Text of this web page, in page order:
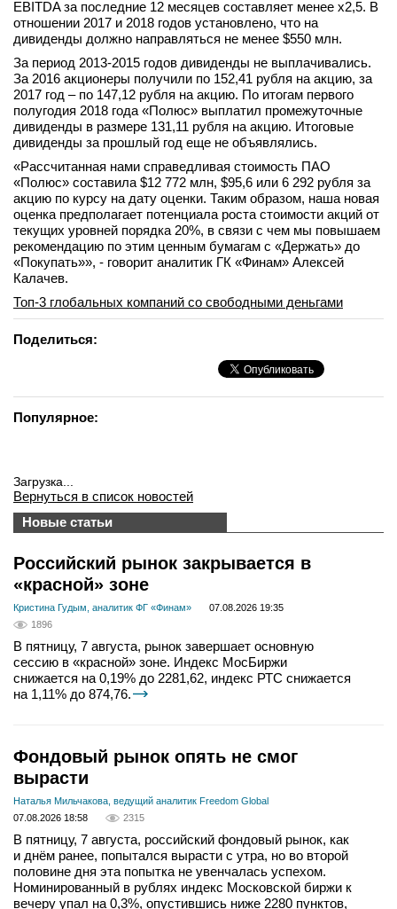
EBITDA за последние 12 месяцев составляет менее х2,5. В
отношении 2017 и 2018 годов установлено, что на
дивиденды должно направляться не менее $550 млн.
За период 2013-2015 годов дивиденды не выплачивались.
За 2016 акционеры получили по 152,41 рубля на акцию, за
2017 год – по 147,12 рубля на акцию. По итогам первого
полугодия 2018 года «Полюс» выплатил промежуточные
дивиденды в размере 131,11 рубля на акцию. Итоговые
дивиденды за прошлый год еще не объявлялись.
«Рассчитанная нами справедливая стоимость ПАО
«Полюс» составила $12 772 млн, $95,6 или 6 292 рубля за
акцию по курсу на дату оценки. Таким образом, наша новая
оценка предполагает потенциала роста стоимости акций от
текущих уровней порядка 20%, в связи с чем мы повышаем
рекомендацию по этим ценным бумагам с «Держать» до
«Покупать»», - говорит аналитик ГК «Финам» Алексей
Калачев.
Топ-3 глобальных компаний со свободными деньгами
Поделиться:
Популярное:
Загрузка...
Вернуться в список новостей
Новые статьи
Российский рынок закрывается в
«красной» зоне
Кристина Гудым, аналитик ФГ «Финам»
07.08.2026 19:35
1896
В пятницу, 7 августа, рынок завершает основную
сессию в «красной» зоне. Индекс МосБиржи
снижается на 0,19% до 2281,62, индекс РТС снижается
на 1,11% до 874,76.
Фондовый рынок опять не смог
вырасти
Наталья Мильчакова, ведущий аналитик Freedom Global
07.08.2026 18:58
2315
В пятницу, 7 августа, российский фондовый рынок, как
и днём ранее, попытался вырасти с утра, но во второй
половине дня эта попытка не увенчалась успехом.
Номинированный в рублях индекс Московской биржи к
вечеру упал на 0,3%, опустившись ниже 2280 пунктов,